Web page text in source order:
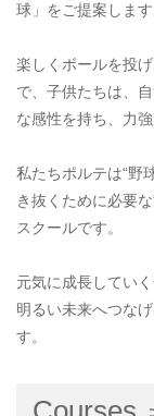
球」をご提案します
楽しくボールを投
で、子供たちは、
な感性を持ち、力
私たちポルテは“野
き抜くために必要
スクールです。
元気に成長してい
明るい未来へつな
す。